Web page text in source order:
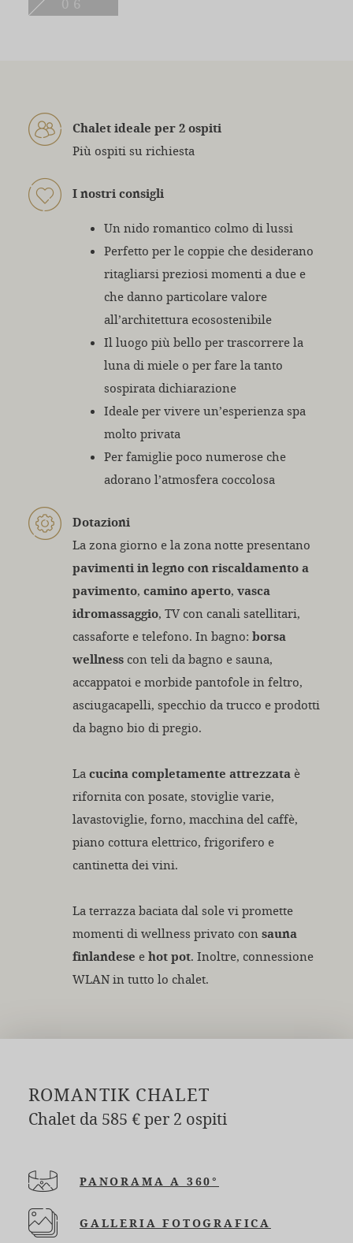
Chalet ideale per 2 ospiti
Più ospiti su richiesta
I nostri consigli
Un nido romantico colmo di lussi
Perfetto per le coppie che desiderano
ritagliarsi preziosi momenti a due e
che danno particolare valore
all’architettura ecosostenibile
Il luogo più bello per trascorrere la
luna di miele o per fare la tanto
sospirata dichiarazione
Ideale per vivere un’esperienza spa
molto privata
Per famiglie poco numerose che
adorano l’atmosfera coccolosa
Dotazioni
La zona giorno e la zona notte presentano
pavimenti in legno con riscaldamento a
pavimento, camino aperto, vasca
idromassaggio, TV con canali satellitari,
cassaforte e telefono. In bagno: borsa
wellness con teli da bagno e sauna,
accappatoi e morbide pantofole in feltro,
asciugacapelli, specchio da trucco e prodotti
da bagno bio di pregio.
La cucina completamente attrezzata è
rifornita con posate, stoviglie varie,
lavastoviglie, forno, macchina del caffè,
piano cottura elettrico, frigorifero e
cantinetta dei vini.
La terrazza baciata dal sole vi promette
momenti di wellness privato con sauna
finlandese e hot pot. Inoltre, connessione
WLAN in tutto lo chalet.
ROMANTIK CHALET
Chalet da 585 € per 2 ospiti
PANORAMA A 360°
GALLERIA FOTOGRAFICA